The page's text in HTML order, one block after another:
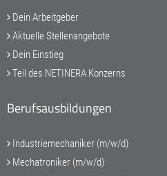
Dein Arbeitgeber
Aktuelle Stellenangebote
Dein Einstieg
Teil des NETINERA Konzerns
Berufsausbildungen
Industriemechaniker (m/w/d)
Mechatroniker (m/w/d)